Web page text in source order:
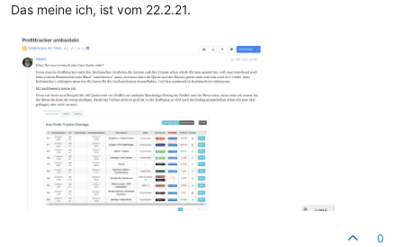
Das meine ich, ist vom 22.2.21.
0